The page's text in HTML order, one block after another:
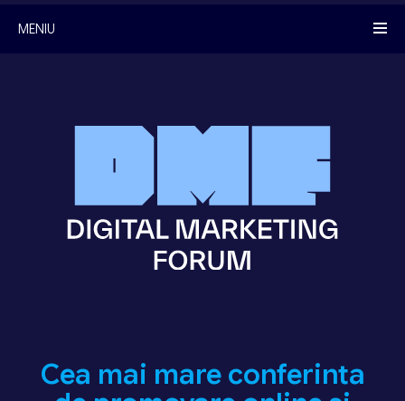
MENIU
Cea mai mare conferinta